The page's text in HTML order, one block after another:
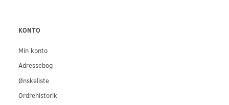
KONTO
Min konto
Adressebog
Ønskeliste
Ordrehistorik